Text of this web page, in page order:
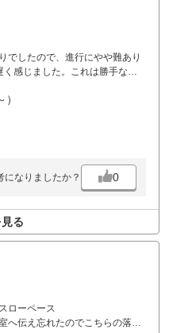
でしたので、進行にやや難あり
感じました。これは勝手な想
系列のゴルフ場にはよくある事
ランチをもう少しなんとかして
になりましたか？ 0
る
ローペース
へ伝え忘れたのでこちらの落ち